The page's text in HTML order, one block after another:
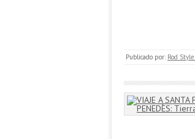
Publicado por: Rod